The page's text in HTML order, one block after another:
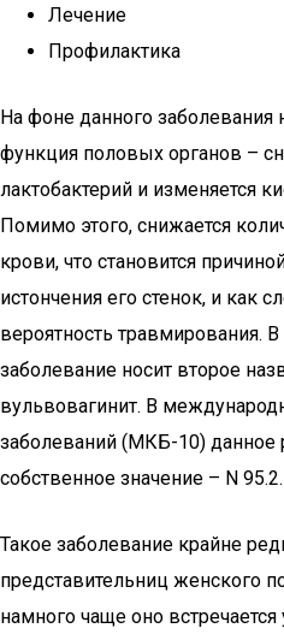
Лечение
Профилактика
На фоне данного заболевания
функция половых органов –
лактобактерий и изменяется
Помимо этого, снижается
крови, что становится
истончения его стенок, и как
вероятность травмирования.
заболевание носит второе
вульвовагинит. В
заболеваний (МКБ-10) данное
собственное значение – N 95.2.
Такое заболевание крайне
представительниц женского
намного чаще оно